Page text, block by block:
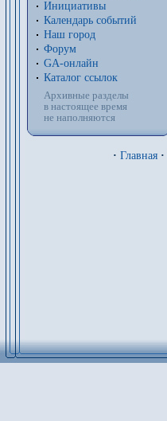
Инициативы
Календарь событий
Наш город
Форум
GA-онлайн
Каталог ссылок
Архивные разделы
в настоящее время
не наполняются
· Главная ·